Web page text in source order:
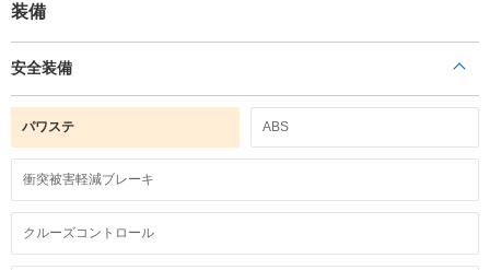
装備
安全装備
パワステ ABS
衝突被害軽減ブレーキ
クルーズコントロール